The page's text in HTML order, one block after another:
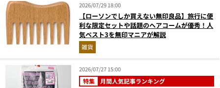
2026/07/29 18:00
【ローソンでしか買えない無印良品】旅行に便
利な限定セットや話題のヘアコームが優秀！人
気ベスト3を無印マニアが解説
雑貨
2026/07/27 15:00
特集 月間人気記事ランキング